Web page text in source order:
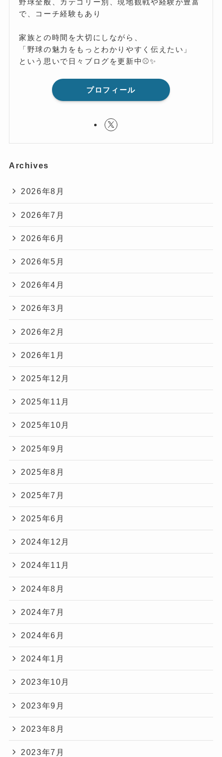
野球全般、カテゴリー別、現地観戦や経験が豊富
で、コーチ経験もあり
家族との時間を大切にしながら、
「野球の魅力をもっとわかりやすく伝えたい」
という思いで日々ブログを更新中⚾️✨
プロフィール
Archives
2026年8月
2026年7月
2026年6月
2026年5月
2026年4月
2026年3月
2026年2月
2026年1月
2025年12月
2025年11月
2025年10月
2025年9月
2025年8月
2025年7月
2025年6月
2024年12月
2024年11月
2024年8月
2024年7月
2024年6月
2024年1月
2023年10月
2023年9月
2023年8月
2023年7月